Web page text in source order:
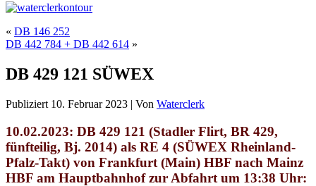
« DB 146 252
DB 442 784 + DB 442 614 »
DB 429 121 SÜWEX
Publiziert 10. Februar 2023 | Von Waterclerk
10.02.2023: DB 429 121 (Stadler Flirt, BR 429,
fünfteilig, Bj. 2014) als RE 4 (SÜWEX Rheinland-
Pfalz-Takt) von Frankfurt (Main) HBF nach Mainz
HBF am Hauptbahnhof zur Abfahrt um 13:38 Uhr: